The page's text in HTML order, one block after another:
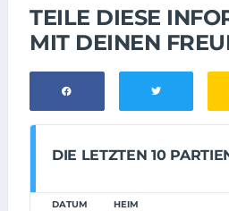
TEILE DIESE
MIT DEINEN
DIE LETZTEN 10
DATUM HEIM